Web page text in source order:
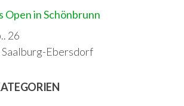
Open in Schönbrunn
26
Ebersdorf